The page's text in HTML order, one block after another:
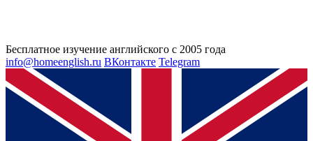
Бесплатное изучение английского с 2005 года
info@homeenglish.ru ВКонтакте Telegram